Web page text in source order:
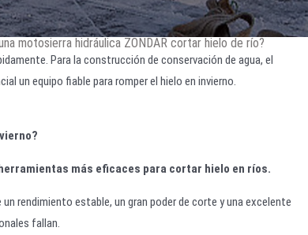
motosierra hidráulica ZONDAR cortar hielo de río?
Para la construcción de conservación de agua, el
un equipo fiable para romper el hielo en invierno.
más eficaces para cortar hielo en ríos.
rendimiento estable, un gran poder de corte y una excelente
fallan.